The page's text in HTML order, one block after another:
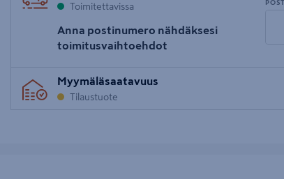
Toimitettavissa
Anna postinumero nähdäksesi
toimitusvaihtoehdot
Myymäläsaatavuus
Tilaustuote